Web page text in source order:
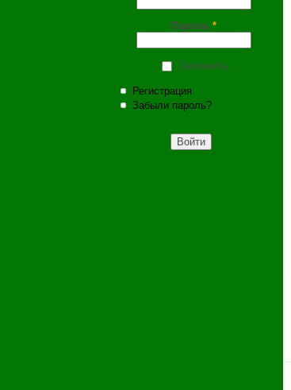
Пароль *
Запомнить
Регистрация
Забыли пароль?